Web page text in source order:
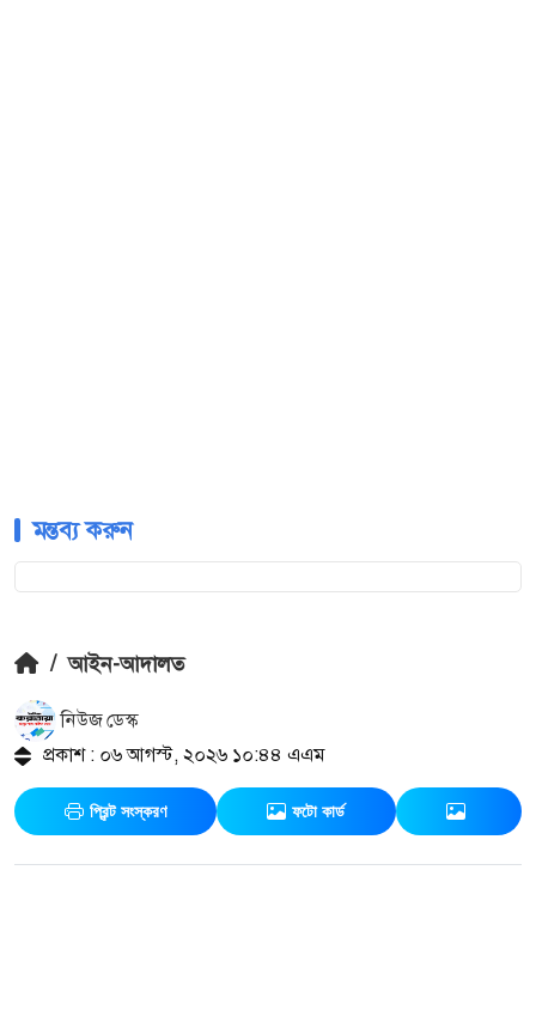
মন্তব্য করুন
/ আইন-আদালত
নিউজ ডেস্ক
প্রকাশ : ০৬ আগস্ট, ২০২৬ ১০:৪৪ এএম
প্রিন্ট সংস্করণ ফটো কার্ড